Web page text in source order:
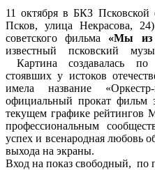
11 октября в БКЗ
Псков, улица Некрасова,
советского фильма «Мы из
известный псковский
Картина создавалась
стоявших у истоков
имела название
официальный прокат фильм
текущем графике рейтингов
профессиональным
успех и всенародная любовь
выхода на экраны.
Вход на показ свободный, по